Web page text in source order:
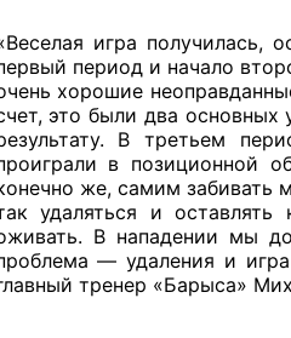
игра получилась,
период и начало
хорошие
это были два основных
В третьем
в позиционной
же, самим забивать
удаляться и
В нападении мы
— удаления и
тренер «Барыса»